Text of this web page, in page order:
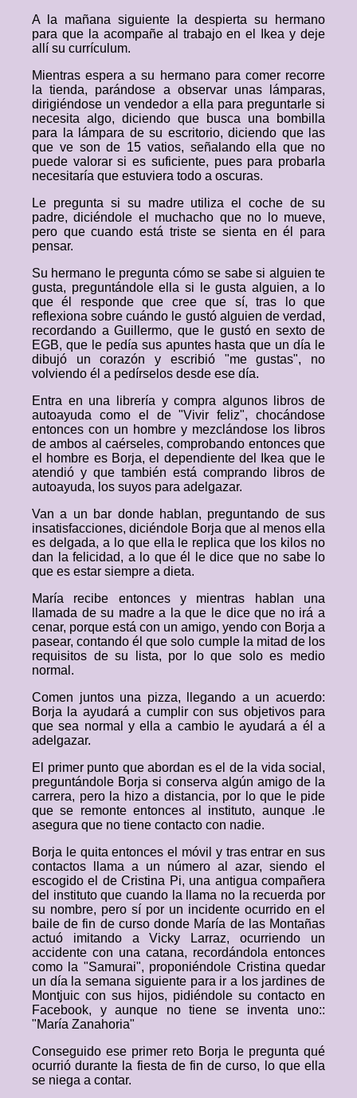
A la mañana siguiente la despierta su hermano
para que la acompañe al trabajo en el Ikea y deje
allí su currículum.
Mientras espera a su hermano para comer recorre
la tienda, parándose a observar unas lámparas,
dirigiéndose un vendedor a ella para preguntarle si
necesita algo, diciendo que busca una bombilla
para la lámpara de su escritorio, diciendo que las
que ve son de 15 vatios, señalando ella que no
puede valorar si es suficiente, pues para probarla
necesitaría que estuviera todo a oscuras.
Le pregunta si su madre utiliza el coche de su
padre, diciéndole el muchacho que no lo mueve,
pero que cuando está triste se sienta en él para
pensar.
Su hermano le pregunta cómo se sabe si alguien te
gusta, preguntándole ella si le gusta alguien, a lo
que él responde que cree que sí, tras lo que
reflexiona sobre cuándo le gustó alguien de verdad,
recordando a Guillermo, que le gustó en sexto de
EGB, que le pedía sus apuntes hasta que un día le
dibujó un corazón y escribió "me gustas", no
volviendo él a pedírselos desde ese día.
Entra en una librería y compra algunos libros de
autoayuda como el de "Vivir feliz", chocándose
entonces con un hombre y mezclándose los libros
de ambos al caérseles, comprobando entonces que
el hombre es Borja, el dependiente del Ikea que le
atendió y que también está comprando libros de
autoayuda, los suyos para adelgazar.
Van a un bar donde hablan, preguntando de sus
insatisfacciones, diciéndole Borja que al menos ella
es delgada, a lo que ella le replica que los kilos no
dan la felicidad, a lo que él le dice que no sabe lo
que es estar siempre a dieta.
María recibe entonces y mientras hablan una
llamada de su madre a la que le dice que no irá a
cenar, porque está con un amigo, yendo con Borja a
pasear, contando él que solo cumple la mitad de los
requisitos de su lista, por lo que solo es medio
normal.
Comen juntos una pizza, llegando a un acuerdo:
Borja la ayudará a cumplir con sus objetivos para
que sea normal y ella a cambio le ayudará a él a
adelgazar.
El primer punto que abordan es el de la vida social,
preguntándole Borja si conserva algún amigo de la
carrera, pero la hizo a distancia, por lo que le pide
que se remonte entonces al instituto, aunque .le
asegura que no tiene contacto con nadie.
Borja le quita entonces el móvil y tras entrar en sus
contactos llama a un número al azar, siendo el
escogido el de Cristina Pi, una antigua compañera
del instituto que cuando la llama no la recuerda por
su nombre, pero sí por un incidente ocurrido en el
baile de fin de curso donde María de las Montañas
actuó imitando a Vicky Larraz, ocurriendo un
accidente con una catana, recordándola entonces
como la "Samurai", proponiéndole Cristina quedar
un día la semana siguiente para ir a los jardines de
Montjuic con sus hijos, pidiéndole su contacto en
Facebook, y aunque no tiene se inventa uno::
"María Zanahoria"
Conseguido ese primer reto Borja le pregunta qué
ocurrió durante la fiesta de fin de curso, lo que ella
se niega a contar.